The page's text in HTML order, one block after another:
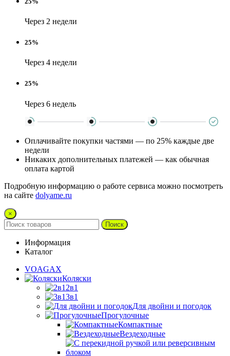
Через 2 недели
25%
Через 4 недели
25%
Через 6 недель
Оплачивайте покупки частями — по 25% каждые две
недели
Никаких дополнительных платежей — как обычная
оплата картой
Подробную информацию о работе сервиса можно посмотреть
на сайте dolyame.ru
×
Поиск
Информация
Каталог
VOAGAX
Коляски
2в1
3в1
Для двойни и погодок
Прогулочные
Компактные
Вездеходные